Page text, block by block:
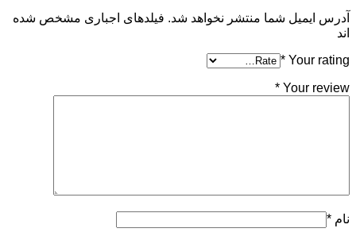
آدرس ایمیل شما منتشر نخواهد شد. فیلدهای اجباری مشخص شده
اند
Your rating
*
Your review
*
نام *